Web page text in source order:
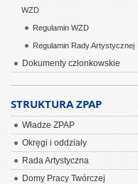
WZD
Regulamin WZD
Regulamin Rady Artystycznej
Dokumenty członkowskie
STRUKTURA ZPAP
Władze ZPAP
Okręgi i oddziały
Rada Artystyczna
Domy Pracy Twórczej